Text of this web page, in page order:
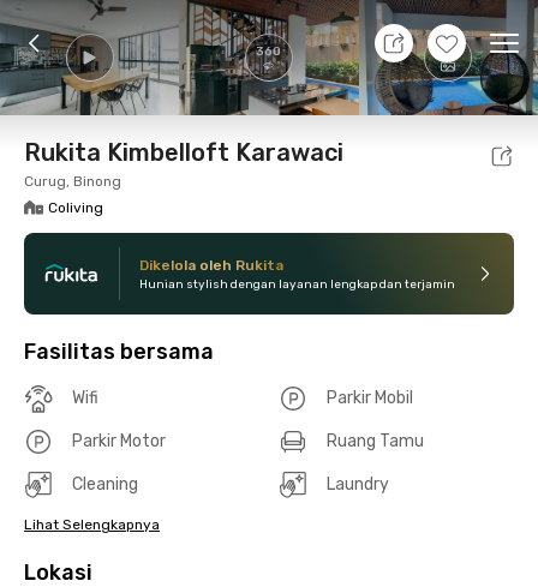
360 +30
8 Agt 26 - Belum tahu
Foto Fasilitas bersama Lokasi Kamar
Rukita Kimbelloft Karawaci
Curug, Binong
Coliving
Dikelola oleh Rukita
Hunian stylish dengan layanan lengkap dan terjamin
Fasilitas bersama
Wifi Parkir Mobil
Parkir Motor Ruang Tamu
Cleaning Laundry
Lihat Selengkapnya
Lokasi